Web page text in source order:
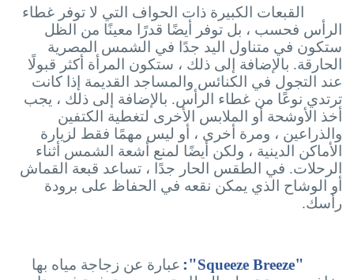
القبعات الكبيرة ذات الحواف التي لا توفر غطاء
الرأس فحسب ، بل توفر أيضًا قدرًا معينًا من الظل
ستكون في متناول اليد جدًا في الشمس المصرية
الحارقة. بالإضافة إلى ذلك ، ستكون المرأة أكثر قبولًا
عند التجول في الكنائس والمساجد القديمة إذا كانت
ترتدي نوعًا من غطاء الرأس. بالإضافة إلى ذلك ، يجب
أخذ الأوشحة أو الملابس الأخرى لتغطية الكتفين
والذراعين ، ومرة ​​أخرى ، أو ليس مهمًا فقط لزيارة
الأماكن الدينية ، ولكن أيضًا لمنع أشعة الشمس أثناء
الرحلات. في الطقس الحار جدًا ، تساعد قبعة القماش
أو الوشاح الذي يمكن نقعه في الحفاظ على برودة
رأسك.
"
Squeeze Breeze
": عبارة عن زجاجة مياه بها